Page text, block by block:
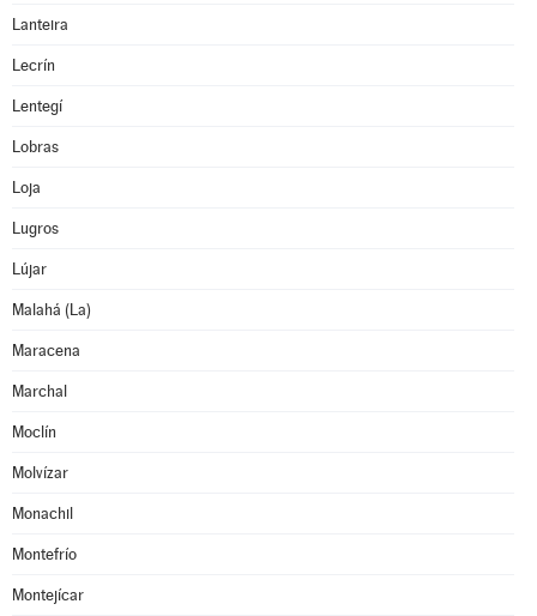
Lanteira
Lecrín
Lentegí
Lobras
Loja
Lugros
Lújar
Malahá (La)
Maracena
Marchal
Moclín
Molvízar
Monachil
Montefrío
Montejícar